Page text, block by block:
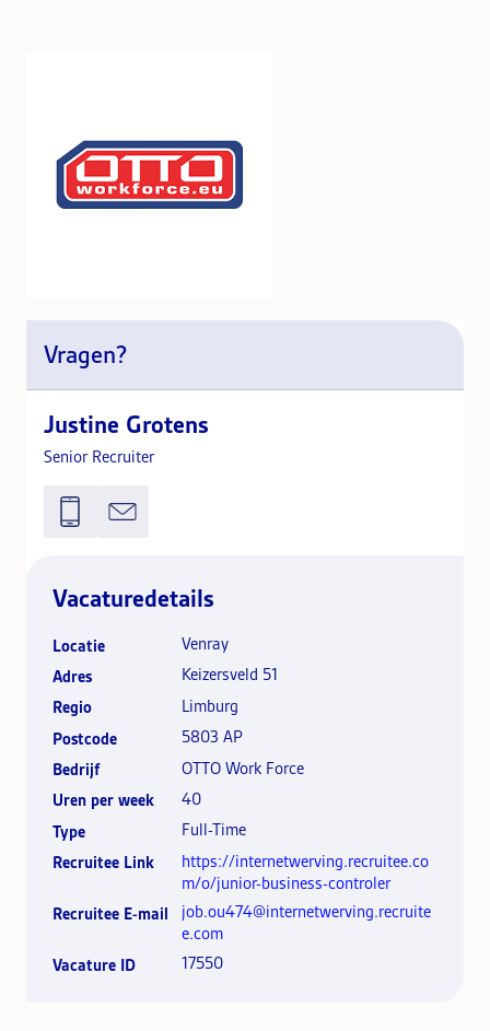
Vragen?
Justine Grotens
Senior Recruiter
Vacaturedetails
Locatie
Venray
Adres
Keizersveld 51
Regio
Limburg
Postcode
5803 AP
Bedrijf
OTTO Work Force
Uren per week
40
Type
Full-Time
Recruitee Link
https://internetwerving.recruitee.co
m/o/junior-business-controler
Recruitee E-mail
job.ou474@internetwerving.recruite
e.com
Vacature ID
17550